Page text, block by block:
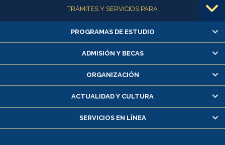
TRÁMITES Y SERVICIOS PARA
Alumnas/os y exalumnas/os
Matrícula en línea
Inscripción y cambio de asignaturas
Consulta y certificado de notas
Servicio médico y dental
Pago de arancel y crédito alumnos
PROGRAMAS DE ESTUDIO
ADMISIÓN Y BECAS
ORGANIZACIÓN
ACTUALIDAD Y CULTURA
SERVICIOS EN LÍNEA